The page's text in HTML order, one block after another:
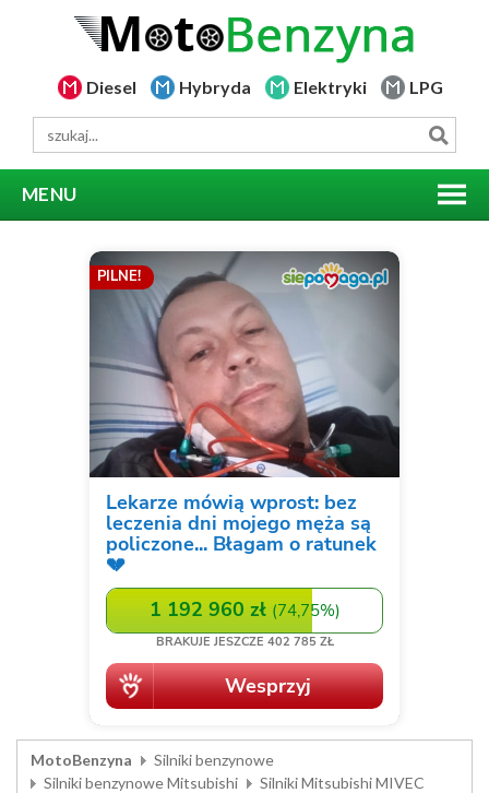
Diesel Hybryda Elektryki LPG
MENU
MotoBenzyna
Silniki benzynowe
Silniki benzynowe Mitsubishi
Silniki Mitsubishi MIVEC